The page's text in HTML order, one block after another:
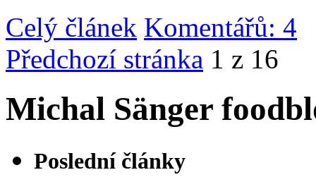
Celý článek Komentářů: 4
Předchozí stránka 1 z 16
Michal Sänger
Poslední články